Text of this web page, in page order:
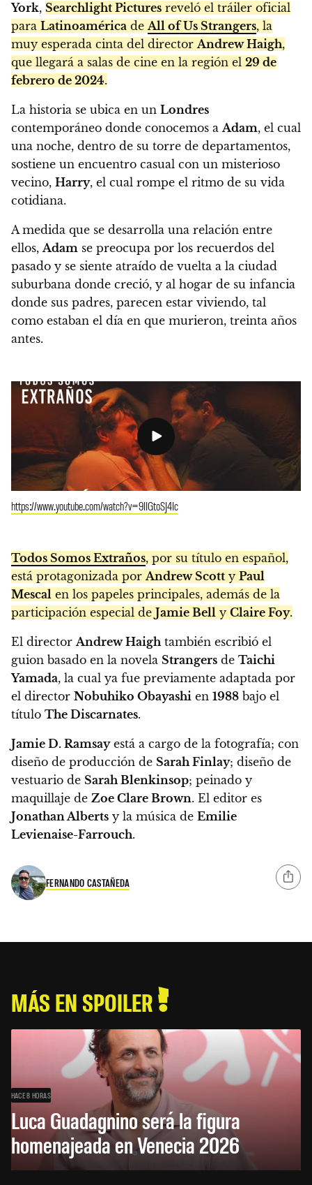
York, Searchlight Pictures reveló el tráiler oficial
para Latinoamérica deAll of Us Strangers, la
muy esperada cinta del directorAndrew Haigh,
que llegará a salas de cine en la región el 29 de
febrero de 2024.
La historia se ubica en un Londres
contemporáneo donde conocemos aAdam, el cual
una noche, dentro de su torre de departamentos,
sostiene un encuentro casual con un misterioso
vecino, Harry, el cual rompe el ritmo de su vida
cotidiana.
A medida que se desarrolla una relación entre
ellos,Adam se preocupa por los recuerdos del
pasado y se siente atraído de vuelta a la ciudad
suburbana donde creció, y al hogar de su infancia
donde sus padres, parecen estar viviendo, tal
como estaban el día en que murieron, treinta años
antes.
https://www.youtube.com/watch?v=9IIGtoSJ4Ic
Todos Somos Extraños, por su título en español,
está protagonizada porAndrew Scott y Paul
Mescal en los papeles principales, además de la
participación especial de Jamie Bell y Claire Foy.
El directorAndrew Haightambién escribió el
guion basado en la novela Strangers de Taichi
Yamada, la cual ya fue previamente adaptada por
el director Nobuhiko Obayashi en 1988 bajo el
título The Discarnates.
Jamie D. Ramsayestá a cargo de la fotografía; con
diseño de producción de Sarah Finlay; diseño de
vestuario de Sarah Blenkinsop; peinado y
maquillaje de Zoe Clare Brown. El editor es
Jonathan Alberts y la música de Emilie
Levienaise-Farrouch.
FERNANDO CASTAÑEDA
MÁS EN SPOILER
HACE 8 HORAS
Luca Guadagnino será la figura
homenajeada en Venecia 2026